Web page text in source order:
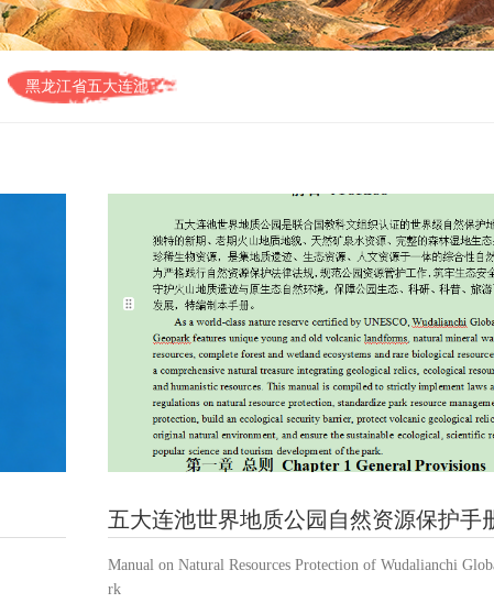
黑龙江省五大连池
Manual on Natural Resources Protection of Wudalianchi
rk